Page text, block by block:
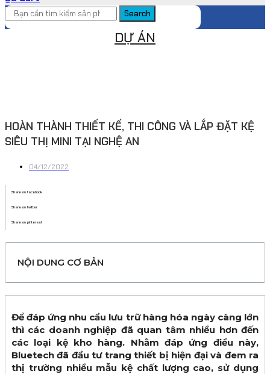
Search
DỰ ÁN
HOÀN THÀNH THIẾT KẾ, THI CÔNG VÀ LẮP ĐẶT KỆ
SIÊU THỊ MINI TẠI NGHỆ AN
04/12/2022
Share on facebook
Share on twitter
Share on pinterest
NỘI DUNG CƠ BẢN
Để đáp ứng nhu cầu lưu trữ hàng hóa ngày càng lớn
thì các doanh nghiệp đã quan tâm nhiều hơn đến
các loại kệ kho hàng. Nhằm đáp ứng điều này,
Bluetech đã đầu tư trang thiết bị hiện đại và đem ra
thị trường nhiều mẫu kệ chất lượng cao, sử dụng